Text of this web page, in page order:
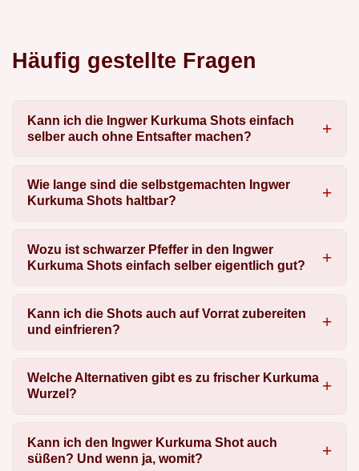
Häufig gestellte Fragen
Kann ich die Ingwer Kurkuma Shots einfach
selber auch ohne Entsafter machen?
Wie lange sind die selbstgemachten Ingwer
Kurkuma Shots haltbar?
Wozu ist schwarzer Pfeffer in den Ingwer
Kurkuma Shots einfach selber eigentlich gut?
Kann ich die Shots auch auf Vorrat zubereiten
und einfrieren?
Welche Alternativen gibt es zu frischer Kurkuma
Wurzel?
Kann ich den Ingwer Kurkuma Shot auch
süßen? Und wenn ja, womit?